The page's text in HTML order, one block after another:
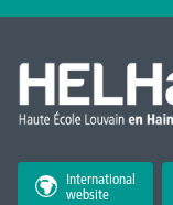
International
website